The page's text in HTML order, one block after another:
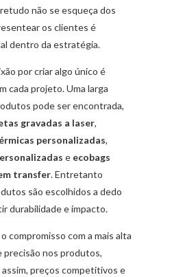
não se esqueça dos
os clientes é
dentro da estratégia.
por criar algo único é
cada projeto. Uma larga
pode ser encontrada,
gravadas a laser,
personalizadas,
e ecobags
transfer. Entretanto
são escolhidos a dedo
durabilidade e impacto.
compromisso com a mais alta
precisão nos produtos,
preços competitivos e